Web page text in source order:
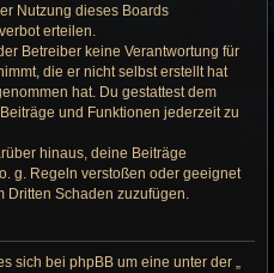
Nutzung dieses Boards
erteilen.
Betreiber keine Verantwortung für
die er nicht selbst erstellt hat
hat. Du gestattest dem
und Funktionen jederzeit zu
hinaus, deine Beiträge
g. Regeln verstoßen oder geeignet
Schaden zuzufügen.
sich bei phpBB um eine unter der „